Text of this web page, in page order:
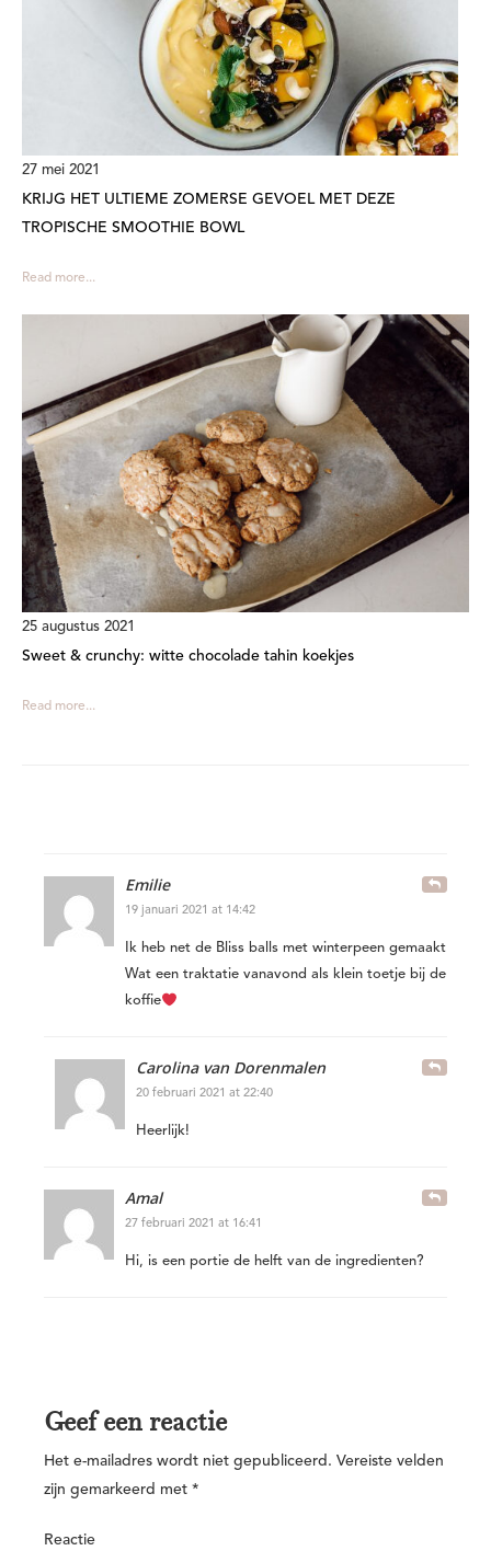
27 mei 2021
KRIJG HET ULTIEME ZOMERSE GEVOEL MET DEZE
TROPISCHE SMOOTHIE BOWL
Read more...
25 augustus 2021
Sweet & crunchy: witte chocolade tahin koekjes
Read more...
Emilie
19 januari 2021 at 14:42
Ik heb net de Bliss balls met winterpeen gemaakt
Wat een traktatie vanavond als klein toetje bij de
koffie
Carolina van Dorenmalen
20 februari 2021 at 22:40
Heerlijk!
Amal
27 februari 2021 at 16:41
Hi, is een portie de helft van de ingredienten?
Geef een reactie
Het e-mailadres wordt niet gepubliceerd. Vereiste velden
zijn gemarkeerd met *
Reactie